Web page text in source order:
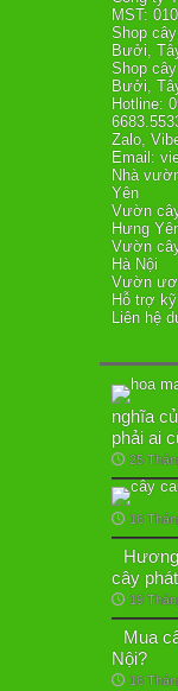
MST:
Shop
Bưởi,
Shop
Bưởi,
Hotline:
Zalo,
Email:
Nhà
Yên
Vườn
Hưng
Vườn
Hà Nội
Vườn
Hỗ trợ
Liên hệ
nghĩa
phải ai
25
16
cây
19
Mua
Nội?
16